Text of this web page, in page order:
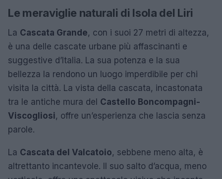
Le meraviglie naturali di Isola del Liri
La Cascata Grande, con i suoi 27 metri di altezza,
è una delle cascate urbane più affascinanti e
suggestive d’Italia. La sua potenza e la sua
bellezza la rendono un luogo imperdibile per chi
visita la città. La vista della cascata, incastonata
tra le antiche mura del Castello Boncompagni-
Viscogliosi, offre un’esperienza che lascia senza
parole.
La Cascata del Valcatoio, sebbene meno alta, è
altrettanto incantevole. Il suo salto d’acqua, meno